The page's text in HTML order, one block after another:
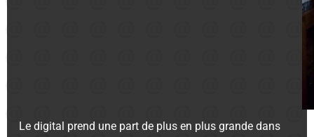
Le digital prend une part de plus en plus grande dans